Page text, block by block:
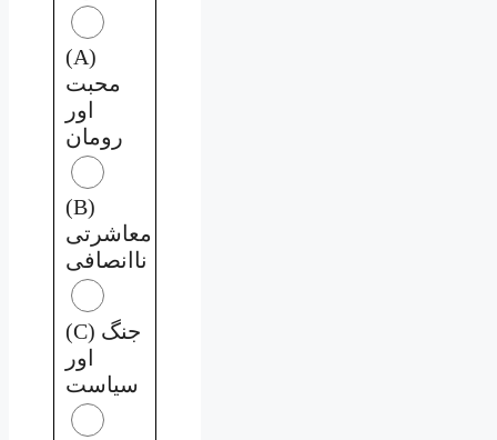
(A)
محبت
اور
رومان
(B)
معاشرتی
ناانصافی
(C) جنگ
اور
سیاست